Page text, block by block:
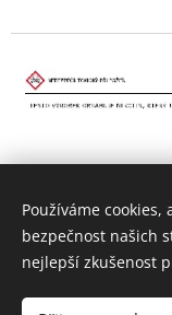
Používáme
bezpečnost našich
nejlepší zkušenost